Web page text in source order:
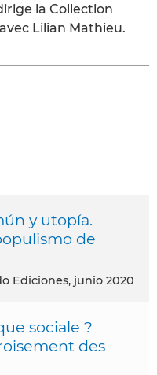
la Collection
Lilian Mathieu.
y utopía.
de
Ediciones, junio 2020
sociale ?
des